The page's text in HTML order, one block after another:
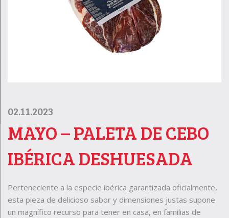
02.11.2023
MAYO – PALETA DE CEBO
IBÉRICA DESHUESADA
Perteneciente a la especie ibérica garantizada oficialmente,
esta pieza de delicioso sabor y dimensiones justas supone
un magnífico recurso para tener en casa, en familias de